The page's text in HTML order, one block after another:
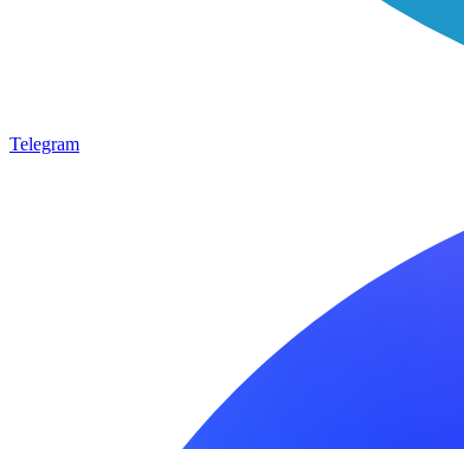
Telegram